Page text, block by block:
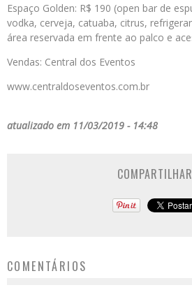
Espaço Golden: R$ 190 (open bar de
vodka, cerveja, catuaba, citrus,
área reservada em frente ao palco e
Vendas: Central dos Eventos
www.centraldoseventos.com.br
atualizado em 11/03/2019 - 14:48
COMENTÁRIOS